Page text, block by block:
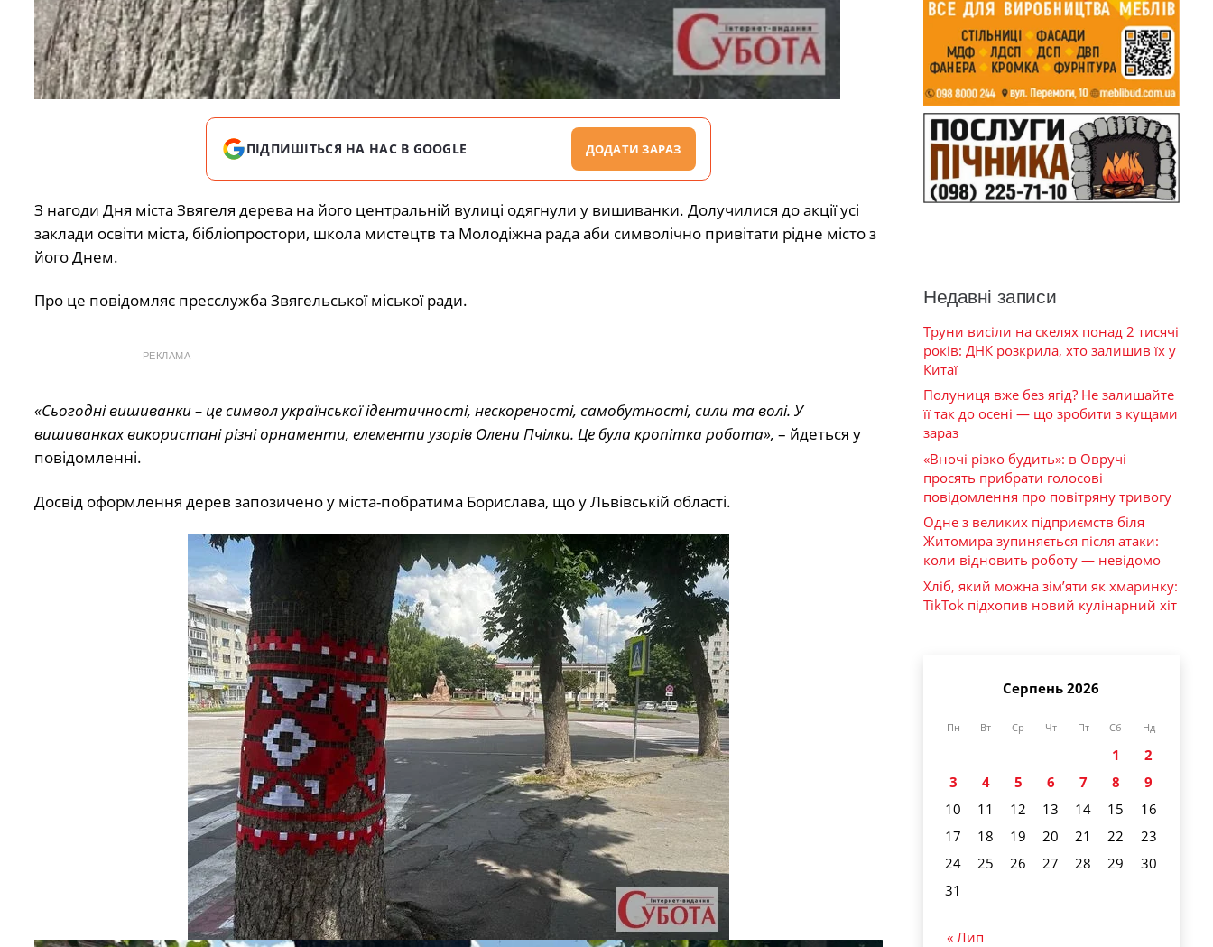
ПІДПИШІТЬСЯ НА НАС В GOOGLE ДОДАТИ ЗАРАЗ
З нагоди Дня міста Звягеля дерева на його центральній вулиці одягнули у вишиванки. Долучилися до акції усі
заклади освіти міста, бібліопростори, школа мистецтв та Молодіжна рада аби символічно привітати рідне місто з
його Днем.
Про це повідомляє пресслужба Звягельської міської ради.
РЕКЛАМА
«Сьогодні вишиванки – це символ української ідентичності, нескореності, самобутності, сили та волі. У
вишиванках використані різні орнаменти, елементи узорів Олени Пчілки. Це була кропітка робота», – йдеться у
повідомленні.
Досвід оформлення дерев запозичено у міста-побратима Борислава, що у Львівській області.
Недавні записи
Труни висіли на скелях понад 2 тисячі
років: ДНК розкрила, хто залишив їх у
Китаї
Полуниця вже без ягід? Не залишайте
її так до осені — що зробити з кущами
зараз
«Вночі різко будить»: в Овручі
просять прибрати голосові
повідомлення про повітряну тривогу
Одне з великих підприємств біля
Житомира зупиняється після атаки:
коли відновить роботу — невідомо
Хліб, який можна зім’яти як хмаринку:
TikTok підхопив новий кулінарний хіт
Серпень 2026
Пн Вт Ср Чт Пт Сб Нд
1
2
3
4 5 6 7 8
9
10
11 12 13 14 15
16
17
18 19 20 21 22
23
24
25 26 27 28 29
30
31
« Лип